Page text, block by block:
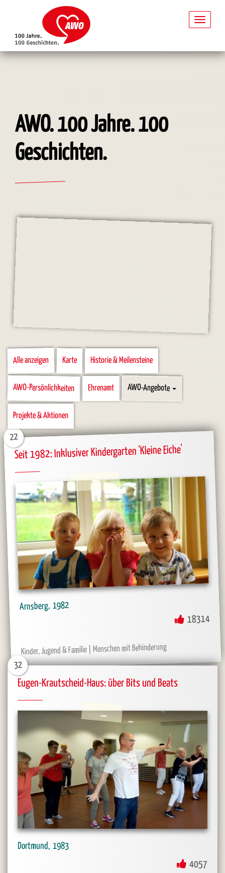
AWO. 100 Jahre. 100
Geschichten.
Kategorien
Alle anzeigen Karte Historie & Meilensteine
AWO-Persönlichkeiten Ehrenamt AWO-Angebote
Projekte & Aktionen
Seit 1982: Inklusiver Kindergarten 'Kleine Eiche'
22
Arnsberg 1982
18314
Kinder, Jugend & Familie Menschen mit Behinderung
Eugen-Krautscheid-Haus: über Bits und Beats
32
Dortmund 1983
4057